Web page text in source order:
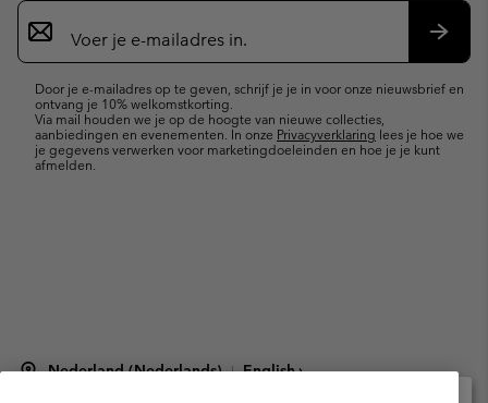
Aanmelden
voor
e-
Door je e-mailadres op te geven, schrijf je je in voor onze nieuwsbrief en
ontvang je 10% welkomstkorting.
Via mail houden we je op de hoogte van nieuwe collecties,
aanbiedingen en evenementen. In onze Privacyverklaring lees je hoe we
je gegevens verwerken voor marketingdoeleinden en hoe je je kunt
afmelden.
Nederland (Nederlands) | English ›